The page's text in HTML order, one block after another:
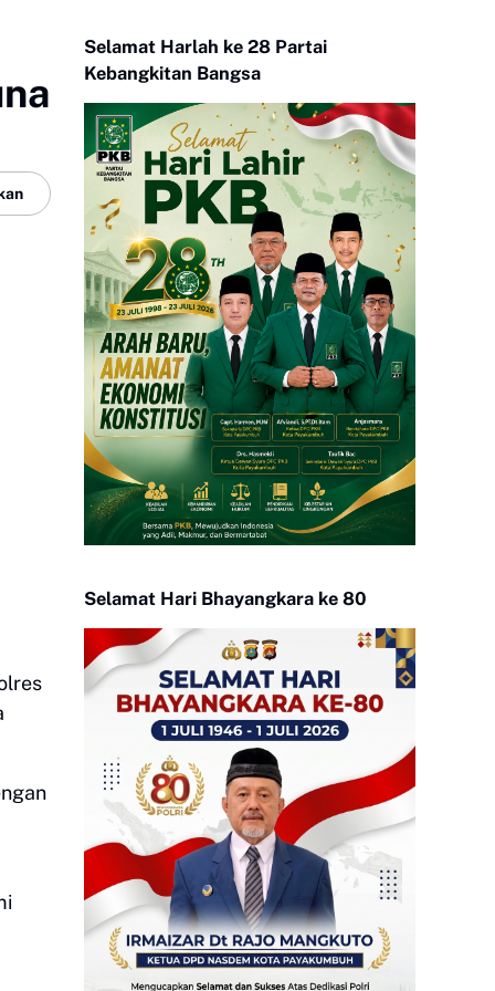
Selamat Harlah ke 28 Partai
Kebangkitan Bangsa
Selamat Hari Bhayangkara ke 80